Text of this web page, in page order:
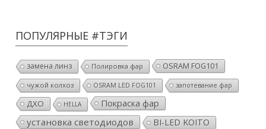
ПОПУЛЯРНЫЕ #ТЭГИ
замена линз Полировка фар OSRAM FOG101
чужой колхоз OSRAM LED FOG101 запотевание фар
ДХО HELLA
Покраска фар
установка светодиодов
BI-LED KOITO